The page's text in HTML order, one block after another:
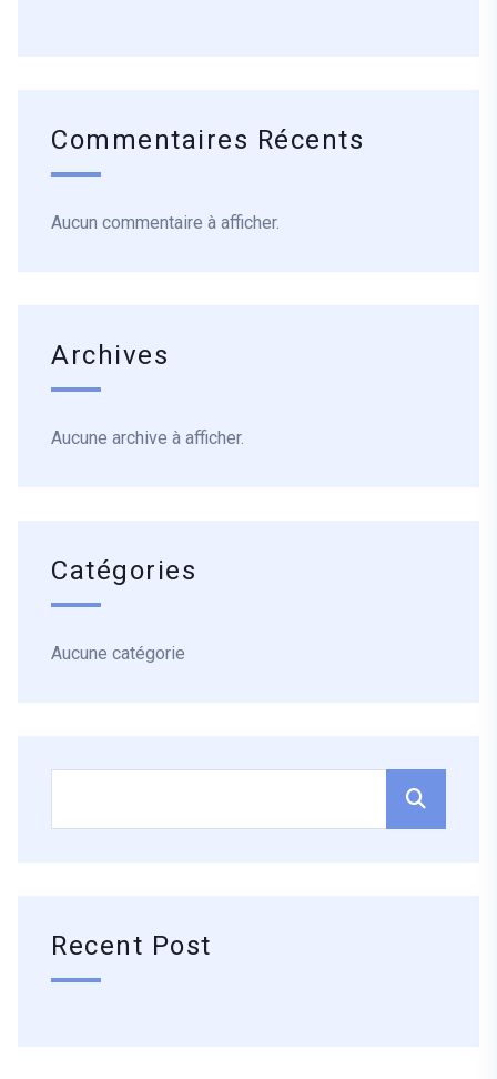
Commentaires Récents
Aucun commentaire à afficher.
Archives
Aucune archive à afficher.
Catégories
Aucune catégorie
Recent Post